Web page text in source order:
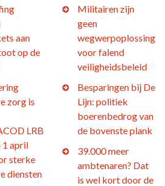
aan
op de
zorg is
LRB
1 april
sterke
diensten
Militairen zijn
geen
wegwerpoplossing
voor falend
veiligheidsbeleid
Besparingen bij De
Lijn: politiek
boerenbedrog van
de bovenste plank
39.000 meer
ambtenaren? Dat
is wel kort door de